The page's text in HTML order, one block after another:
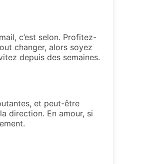
c’est selon. Profitez-
changer, alors soyez
depuis des semaines.
et peut-être
direction. En amour, si